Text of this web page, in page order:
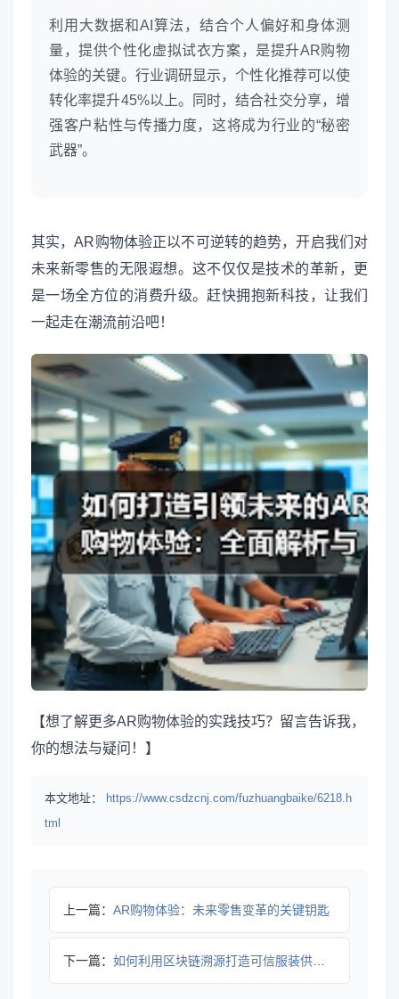
利用大数据和AI算法，结合个人偏好和身体测
量，提供个性化虚拟试衣方案，是提升AR购物
体验的关键。行业调研显示，个性化推荐可以使
转化率提升45%以上。同时，结合社交分享，增
强客户粘性与传播力度，这将成为行业的“秘密
武器”。
其实，AR购物体验正以不可逆转的趋势，开启我们对
未来新零售的无限遐想。这不仅仅是技术的革新，更
是一场全方位的消费升级。赶快拥抱新科技，让我们
一起走在潮流前沿吧！
【想了解更多AR购物体验的实践技巧？留言告诉我，
你的想法与疑问！】
本文地址：
https://www.csdzcnj.com/fuzhuangbaike/6218.h
tml
上一篇： AR购物体验：未来零售变革的关键钥匙
下一篇： 如何利用区块链溯源打造可信服装供应链？2026年最新趋势揭秘